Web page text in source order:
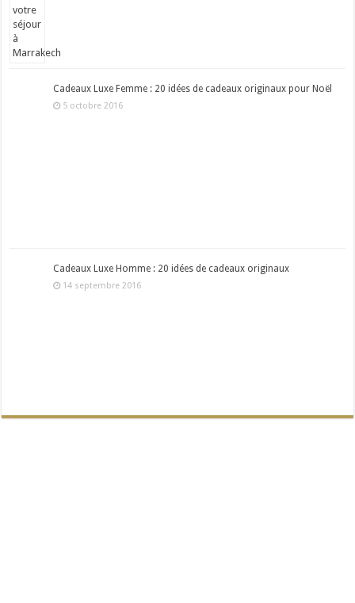
Cadeaux Luxe Femme : 20 idées de cadeaux originaux pour Noël
5 octobre 2016
Cadeaux Luxe Homme : 20 idées de cadeaux originaux
14 septembre 2016